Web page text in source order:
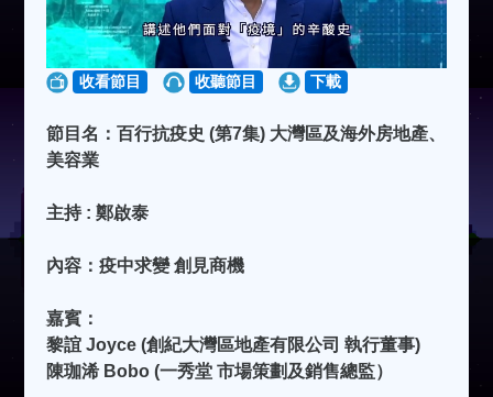
收看節目 收聽節目 下載
節目名：百行抗疫史 (第7集) 大灣區及海外房地產、
美容業
主持 : 鄭啟泰
內容：疫中求變 創見商機
嘉賓：
黎誼 Joyce (創紀大灣區地產有限公司 執行董事)
陳珈浠 Bobo (一秀堂 市場策劃及銷售總監）